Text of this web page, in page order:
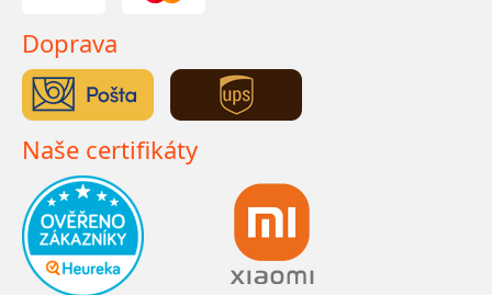
Doprava
Naše certifikáty